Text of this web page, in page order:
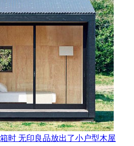
时 无印良品放出了小户型木屋